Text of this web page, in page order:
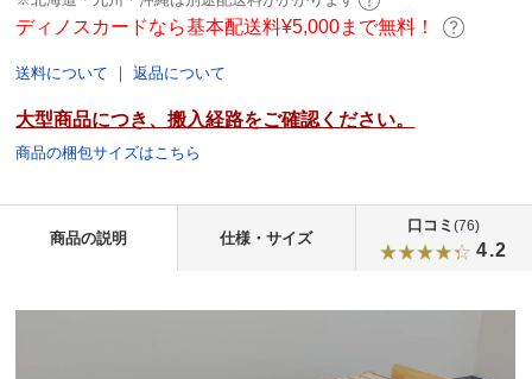
ディノスカードなら基本配送料¥5,000まで無料！
送料について ｜返品について
大型商品につき、搬入経路をご確認ください。
商品の梱包サイズはこちら
商品の説明 仕様・サイズ
口コミ(76)
4.2